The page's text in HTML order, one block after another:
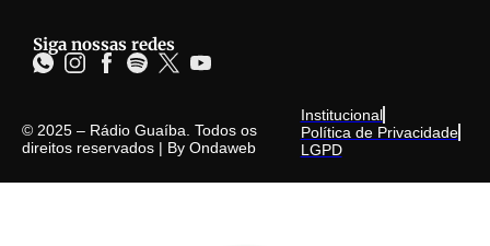
Siga nossas redes
© 2025 – Rádio Guaíba. Todos os
direitos reservados | By Ondaweb
Institucional
Política de Privacidade
LGPD